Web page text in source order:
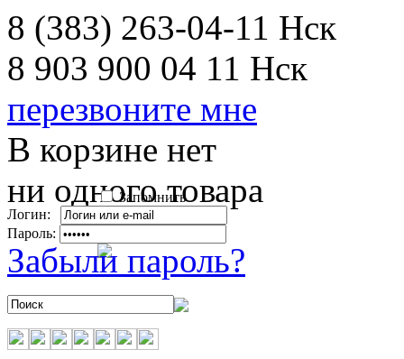
8 (383) 263-04-11 Нск
8 903 900 04 11 Нск
перезвоните мне
В корзине нет
ни одного товара
Запомнить
Логин:
Пароль:
Забыли пароль?